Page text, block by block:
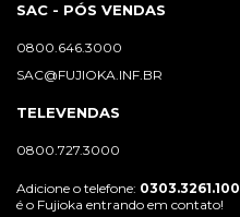
SAC - PÓS VENDAS
0800.646.3000
SAC@FUJIOKA.INF.BR
TELEVENDAS
0800.727.3000
Adicione o telefone: 0303.3261.100
é o Fujioka entrando em contato!